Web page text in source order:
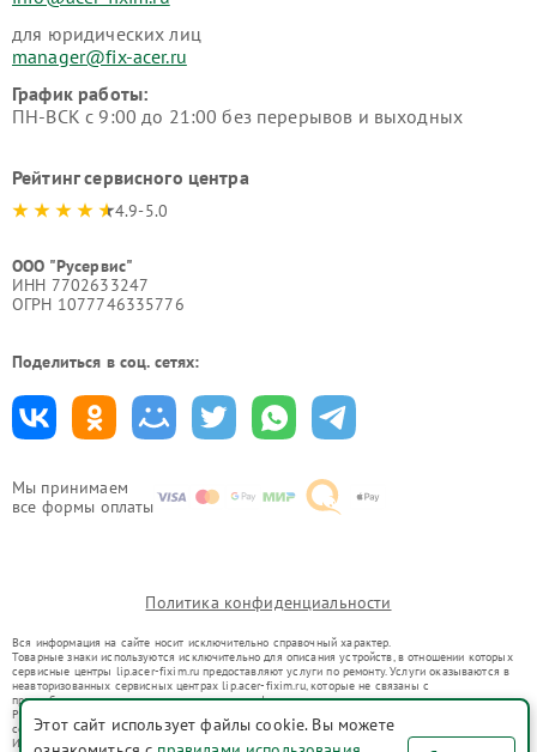
Мы принимаем
все формы оплаты
для юридических лиц
manager@fix-acer.ru
График работы:
ПН-ВСК с 9:00 до 21:00 без перерывов и выходных
Рейтинг сервисного центра
4.9-5.0
ООО "Русервис"
ИНН 7702633247
ОГРН 1077746335776
Поделиться в соц. сетях:
Политика конфиденциальности
Вся информация на сайте носит исключительно справочный характер.
Товарные знаки используются исключительно для описания устройств, в отношении которых
сервисные центры lip.acer-fixim.ru предоставляют услуги по ремонту. Услуги оказываются в
неавторизованных сервисных центрах lip.acer-fixim.ru, которые не связаны с
правообладателями товарных знаков или их официальными представителями.
Ремонт осуществляется для устройств, уже введенных в гражданский оборот в соответствии
со статьей 1487 ГК РФ.
Использование товарных знаков не преследует цели индивидуализации услуг или введения
Этот сайт использует файлы cookie. Вы можете